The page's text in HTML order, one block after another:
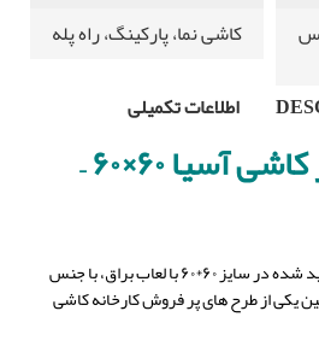
کاشی نما، پارکینگ، راه پله
اطلاعات تکمیلی
سرامیک آرتاباز کاشی آسیا ۶۰×۶۰ –
تولید شده در سایز ۶۰*۶۰ با لعاب براق، با جنس
یکی از طرح های پر فروش کارخانه کاشی